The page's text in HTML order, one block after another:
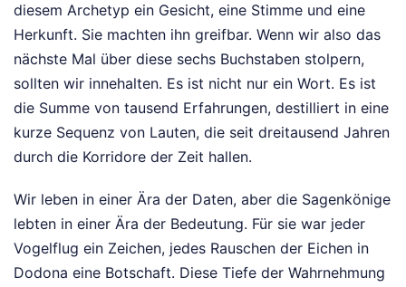
diesem Archetyp ein Gesicht, eine Stimme und eine
Herkunft. Sie machten ihn greifbar. Wenn wir also das
nächste Mal über diese sechs Buchstaben stolpern,
sollten wir innehalten. Es ist nicht nur ein Wort. Es ist
die Summe von tausend Erfahrungen, destilliert in eine
kurze Sequenz von Lauten, die seit dreitausend Jahren
durch die Korridore der Zeit hallen.
Wir leben in einer Ära der Daten, aber die Sagenkönige
lebten in einer Ära der Bedeutung. Für sie war jeder
Vogelflug ein Zeichen, jedes Rauschen der Eichen in
Dodona eine Botschaft. Diese Tiefe der Wahrnehmung